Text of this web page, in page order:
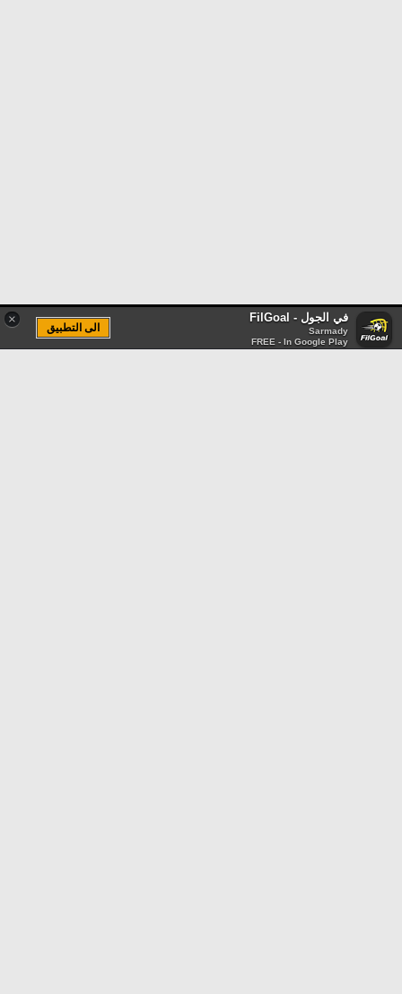
× في الجول - FilGoal
Sarmady
FREE - In Google Play
الى التطبيق